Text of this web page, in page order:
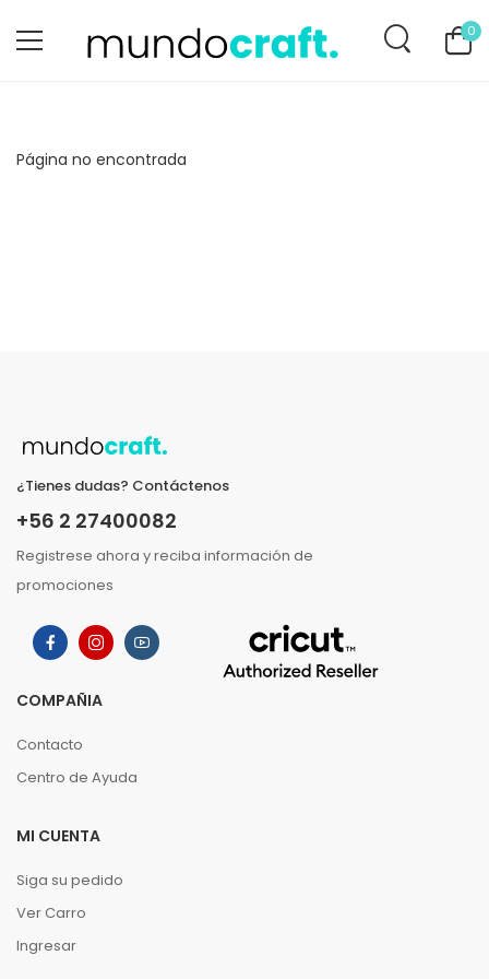
0
Página no encontrada
¿Tienes dudas? Contáctenos
+56 2 27400082
Registrese ahora y reciba información de
promociones
COMPAÑIA
Contacto
Centro de Ayuda
MI CUENTA
Siga su pedido
Ver Carro
Ingresar